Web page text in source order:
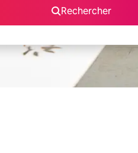
Rechercher